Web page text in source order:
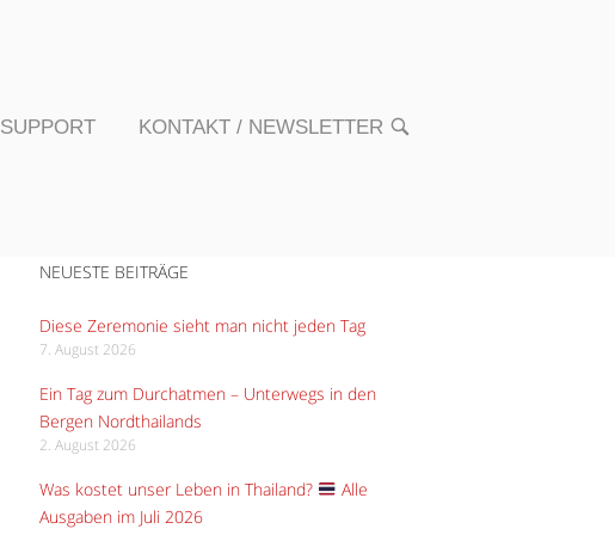
SUPPORT KONTAKT / NEWSLETTER OPEN
NEUESTE BEITRÄGE
Diese Zeremonie sieht man nicht jeden Tag
7. August 2026
Ein Tag zum Durchatmen – Unterwegs in den
Bergen Nordthailands
2. August 2026
Was kostet unser Leben in Thailand?
Alle
Ausgaben im Juli 2026